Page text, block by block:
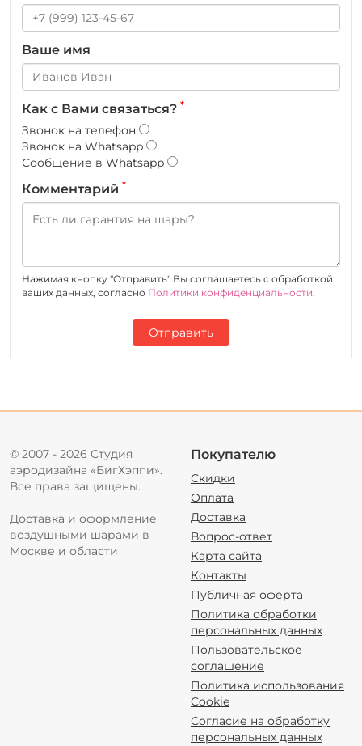
Ваше имя
Как с Вами связаться? *
Звонок на телефон
Звонок на Whatsapp
Сообщение в Whatsapp
Комментарий *
Нажимая кнопку "Отправить" Вы соглашаетесь c обработкой
ваших данных, согласно Политики конфиденциальности.
Отправить
© 2007 - 2026 Студия
аэродизайна «БигХэппи».
Все права защищены.
Доставка и оформление
воздушными шарами в
Москве и области
Покупателю
Скидки
Оплата
Доставка
Вопрос-ответ
Карта сайта
Контакты
Публичная оферта
Политика обработки
персональных данных
Пользовательское
соглашение
Политика использования
Cookie
Согласие на обработку
персональных данных